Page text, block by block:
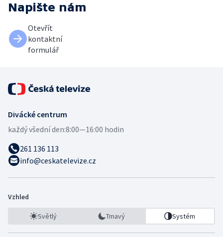
Napište nám
Otevřít
kontaktní
formulář
Divácké centrum
každý všední den:8:00—16:00 hodin
261 136 113
info@ceskatelevize.cz
Vzhled
Světlý Tmavý Systém